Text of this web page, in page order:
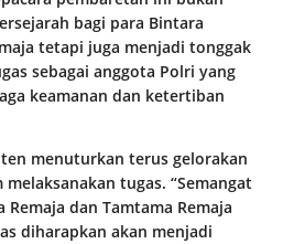
bagi para Bintara
tetapi juga menjadi tonggak
sebagai anggota Polri yang
keamanan dan ketertiban
menuturkan terus gelorakan
tugas. “Semangat
dan Tamtama Remaja
diharapkan akan menjadi